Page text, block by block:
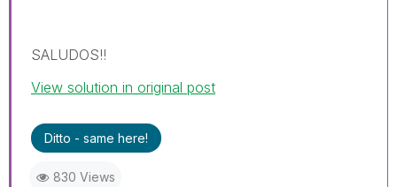
SALUDOS!!
View solution in original post
Ditto - same here!
830 Views